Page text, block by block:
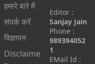
हमारे बारे में
संपर्क करें
विज्ञापन
Disclaime
Editor :
Sanjay Jain
Phone :
989394052
1
EMail Id :